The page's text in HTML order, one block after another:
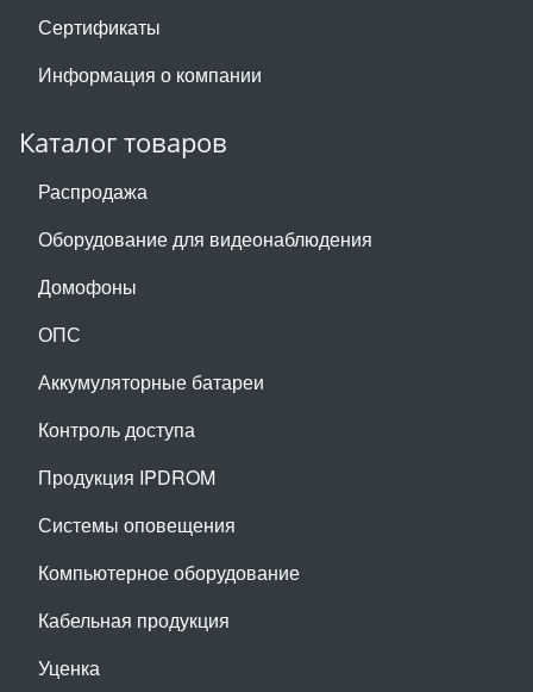
Сертификаты
Информация о компании
Каталог товаров
Распродажа
Оборудование для видеонаблюдения
Домофоны
ОПС
Аккумуляторные батареи
Контроль доступа
Продукция IPDROM
Системы оповещения
Компьютерное оборудование
Кабельная продукция
Уценка